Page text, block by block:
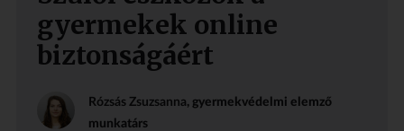
gyermekek online
biztonságáért
Rózsás Zsuzsanna, gyermekvédelmi elemző
munkatárs